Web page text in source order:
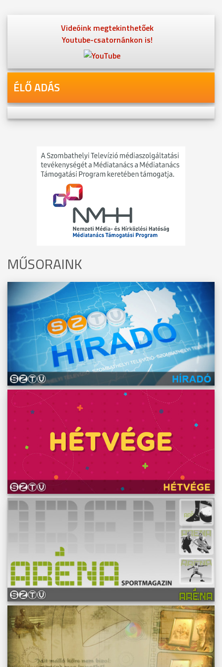
Videóink megtekinthetőek
Youtube-csatornánkon is!
ÉLŐ ADÁS
MŰSORAINK